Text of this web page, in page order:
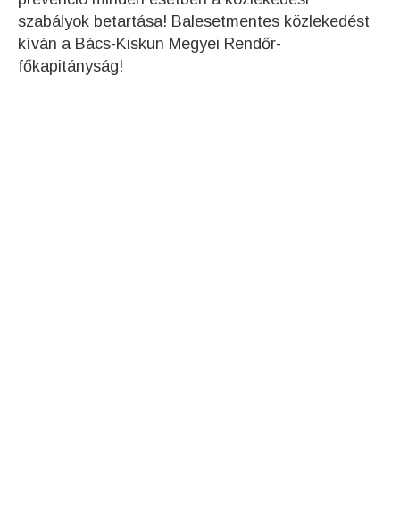
szabályok betartása! Balesetmentes közlekedést
kíván a Bács-Kiskun Megyei Rendőr-
főkapitányság!